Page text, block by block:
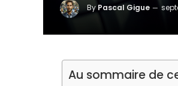
By Pascal Gigue
Au sommaire de